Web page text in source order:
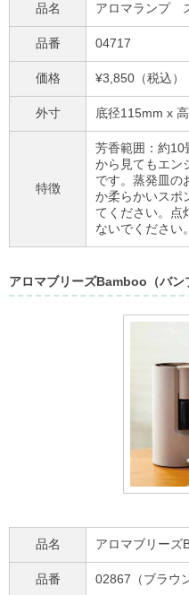
品名 アロマランプ
品番 04717
価格 ¥3,850（税込）
外寸 底径115mm x
特徴
芳香範囲：約10
から見てもエン
です。蒸発皿の
か柔らかいスポ
てください。点
ないでください。
アロマブリーズBamboo（バン
品名 アロマブリーズ
品番 02867（ブラウ